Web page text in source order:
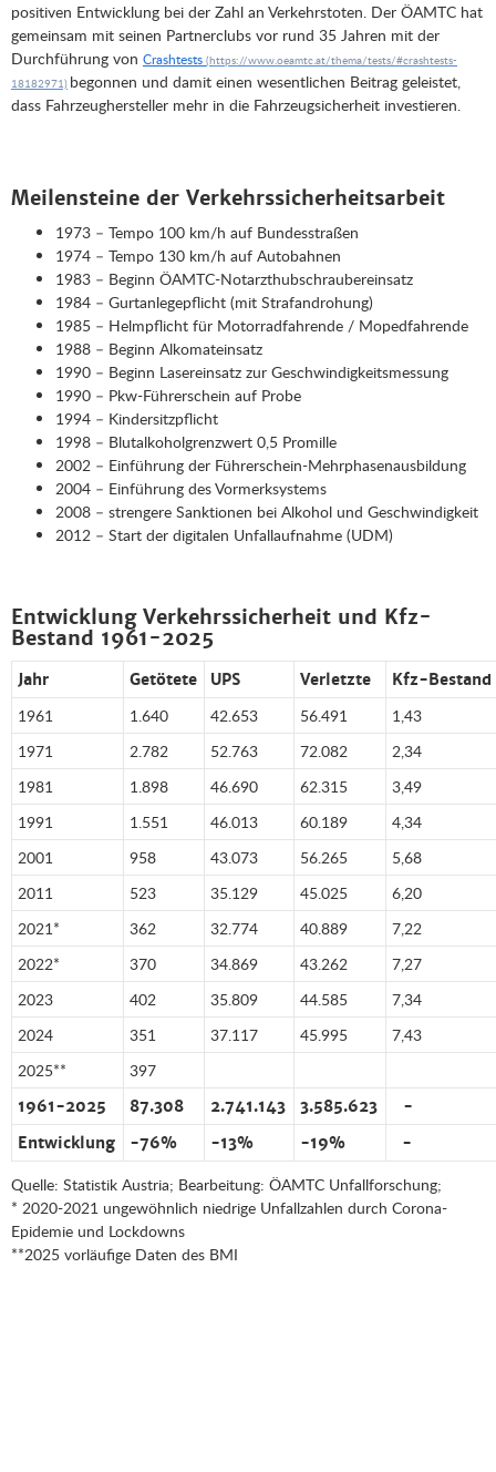
positiven Entwicklung bei der Zahl an Verkehrstoten. Der ÖAMTC hat
gemeinsam mit seinen Partnerclubs vor rund 35 Jahren mit der
Durchführung von Crashtests
begonnen und damit einen wesentlichen Beitrag geleistet,
dass Fahrzeughersteller mehr in die Fahrzeugsicherheit investieren.
Meilensteine der Verkehrssicherheitsarbeit
1973 – Tempo 100 km/h auf Bundesstraßen
1974 – Tempo 130 km/h auf Autobahnen
1983 – Beginn ÖAMTC-Notarzthubschraubereinsatz
1984 – Gurtanlegepflicht (mit Strafandrohung)
1985 – Helmpflicht für Motorradfahrende / Mopedfahrende
1988 – Beginn Alkomateinsatz
1990 – Beginn Lasereinsatz zur Geschwindigkeitsmessung
1990 – Pkw-Führerschein auf Probe
1994 – Kindersitzpflicht
1998 – Blutalkoholgrenzwert 0,5 Promille
2002 – Einführung der Führerschein-Mehrphasenausbildung
2004 – Einführung des Vormerksystems
2008 – strengere Sanktionen bei Alkohol und Geschwindigkeit
2012 – Start der digitalen Unfallaufnahme (UDM)
Entwicklung Verkehrssicherheit und Kfz-
Bestand 1961-2025
Jahr Getötete UPS Verletzte Kfz-
1961 1.640 42.653 56.491
1,43
1971
2.782 52.763 72.082
2,34
1981
1.898 46.690 62.315
3,49
1991
1.551 46.013 60.189
4,34
2001
958 43.073 56.265
5,68
2011
523 35.129 45.025
6,20
2021*
362 32.774 40.889
7,22
2022*
370 34.869 43.262
7,27
2023
402 35.809 44.585
7,34
2024
351 37.117 45.995
7,43
2025**
397
1961-2025 87.308 2.741.143 3.585.623
-
Entwicklung
-76% -13% -19% -
Quelle: Statistik Austria; Bearbeitung: ÖAMTC Unfallforschung;
* 2020-2021 ungewöhnlich niedrige Unfallzahlen durch Corona-
Epidemie und Lockdowns
**2025 vorläufige Daten des BMI